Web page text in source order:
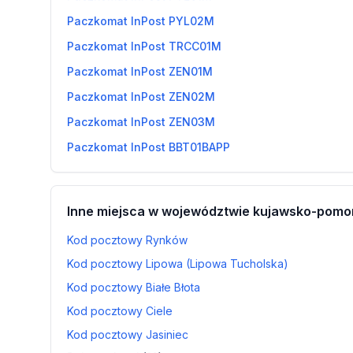
Paczkomat InPost PYL02M
Paczkomat InPost TRCC01M
Paczkomat InPost ZEN01M
Paczkomat InPost ZEN02M
Paczkomat InPost ZEN03M
Paczkomat InPost BBT01BAPP
Inne miejsca w województwie kujawsko-
Kod pocztowy Rynków
Kod pocztowy Lipowa (Lipowa Tucholska)
Kod pocztowy Białe Błota
Kod pocztowy Ciele
Kod pocztowy Jasiniec